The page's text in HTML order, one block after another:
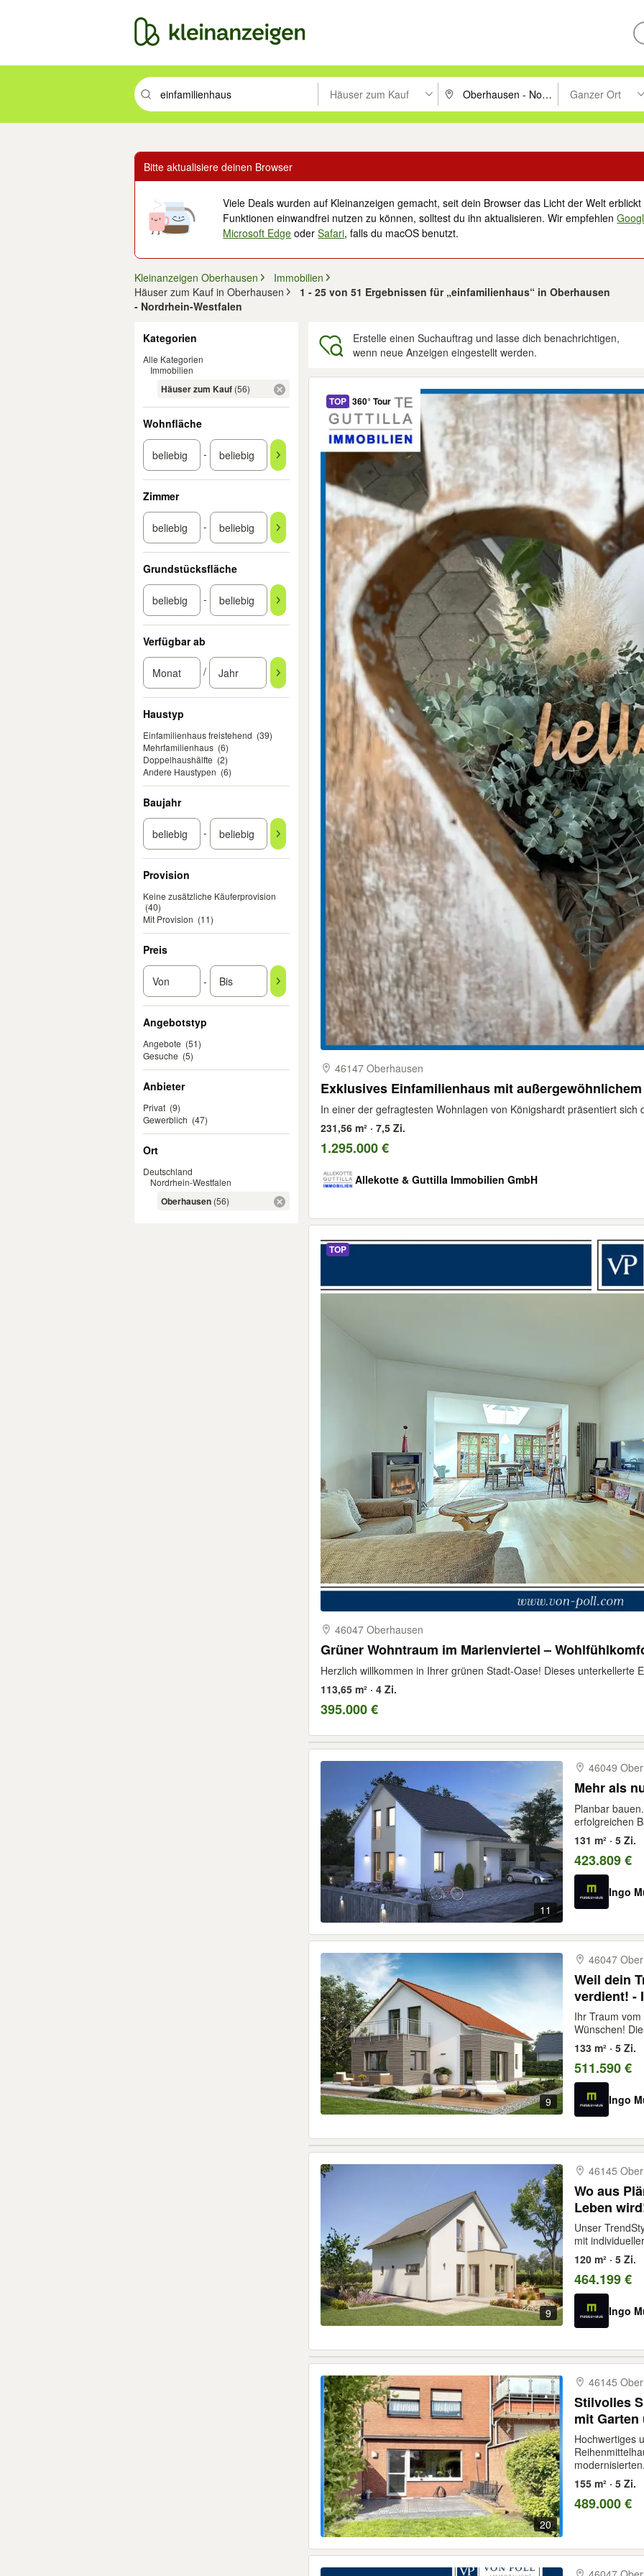
Suchbegriff eingeben. Eingabetaste drücken um zu suchen, oder Vorschläge mit den Pfeiltasten nach oben/
Häuser zum Kauf PLZ oder Ort eingeben. Eingabetaste
Ganzer Ort
Suche im
Bitte aktualisiere deinen Browser
Viele Deals wurden auf Kleinanzeigen gemacht, seit dein Browser das Licht der Welt
Funktionen einwandfrei nutzen zu können, solltest du ihn aktualisieren. Wir empfehlen
Microsoft Edge oderSafari, falls du macOS benutzt.
Kleinanzeigen Oberhausen
Immobilien
Häuser zum Kauf in Oberhausen
1 - 25 von 51 Ergebnissen für „einfamilienhaus“ in Oberhausen
- Nordrhein-Westfalen
Kategorien
Alle Kategorien
Immobilien
Häuser zum Kauf (56)
Wohnfläche
-
Zimmer
-
Grundstücksfläche
-
Verfügbar ab
/
Haustyp
Einfamilienhaus freistehend (39)
Mehrfamilienhaus (6)
Doppelhaushälfte (2)
Andere Haustypen (6)
Baujahr
-
Provision
Keine zusätzliche Käuferprovision
(40)
Mit Provision (11)
Preis
-
Angebotstyp
Angebote (51)
Gesuche (5)
Anbieter
Privat (9)
Gewerblich (47)
Ort
Deutschland
Nordrhein-Westfalen
Oberhausen (56)
Erstelle einen Suchauftrag und lasse dich benachrichtigen,
wenn neue Anzeigen eingestellt werden.
TOP 360° Tour
46147 Oberhausen
Exklusives Einfamilienhaus mit
In einer der gefragtesten Wohnlagen von Königshardt präsentiert sich
231,56 m² · 7,5 Zi.
1.295.000 €
Allekotte & Guttilla Immobilien GmbH
TOP
46047 Oberhausen
Grüner Wohntraum im Marienviertel –
Herzlich willkommen in Ihrer grünen Stadt-Oase! Dieses unterkellerte
113,65 m² · 4 Zi.
395.000 €
11
46049
Mehr als
Planbar
erfolgreichen
131 m² · 5 Zi.
423.809 €
Ingo
9
46047
Weil dein
verdient! -
Ihr Traum
Wünschen!
133 m² · 5 Zi.
511.590 €
Ingo
9
46145
Wo aus
Leben
Unser
mit
120 m² · 5 Zi.
464.199 €
Ingo
20
46145
Stilvolles
mit Garten
Hochwertiges
155 m² · 5 Zi.
489.000 €